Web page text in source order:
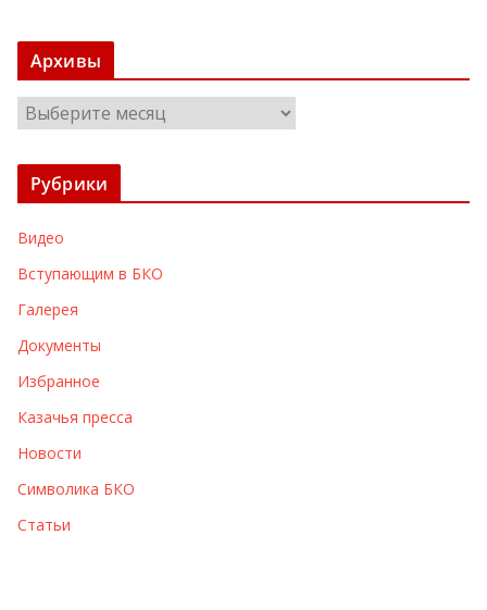
Архивы
р
х
ы
Рубрики
Видео
Вступающим в БКО
Галерея
Документы
Избранное
Казачья пресса
Новости
Символика БКО
Статьи